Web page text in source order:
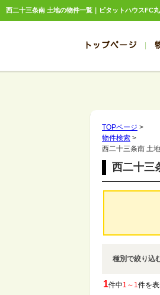
西二十三条南 土地の物件一覧｜ピタットハウスFC
トップページ
TOPページ >
物件検索 >
西二十三条南 土
西二十三
種別で絞り込
1件中1～1件を